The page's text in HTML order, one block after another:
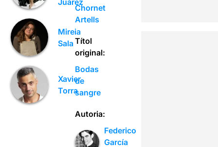
Mireia
Sala
Xavier
Torra
Chornet
Artells
Títol
original:
Bodas
de
sangre
Autoria:
Federico
García